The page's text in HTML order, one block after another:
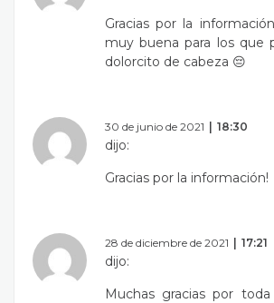
Gracias por la
muy buena para los que
dolorcito de cabeza 😔
30 de junio de 2021 18:30
dijo:
Gracias por la información!
28 de diciembre de 2021 17:21
dijo:
Muchas gracias por